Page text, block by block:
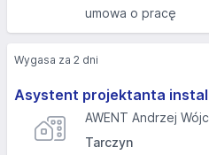
umowa o pracę
Asystent projektanta
AWENT Andrzej
Tarczyn
Wygasa za 2 dni